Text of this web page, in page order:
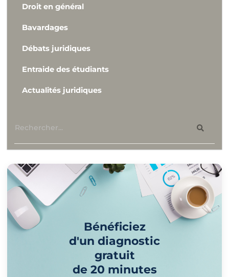
Droit en général
Bavardages
Débats juridiques
Entraide des étudiants
Actualités juridiques
Bénéficiez
d'un diagnostic
gratuit
de 20 minutes